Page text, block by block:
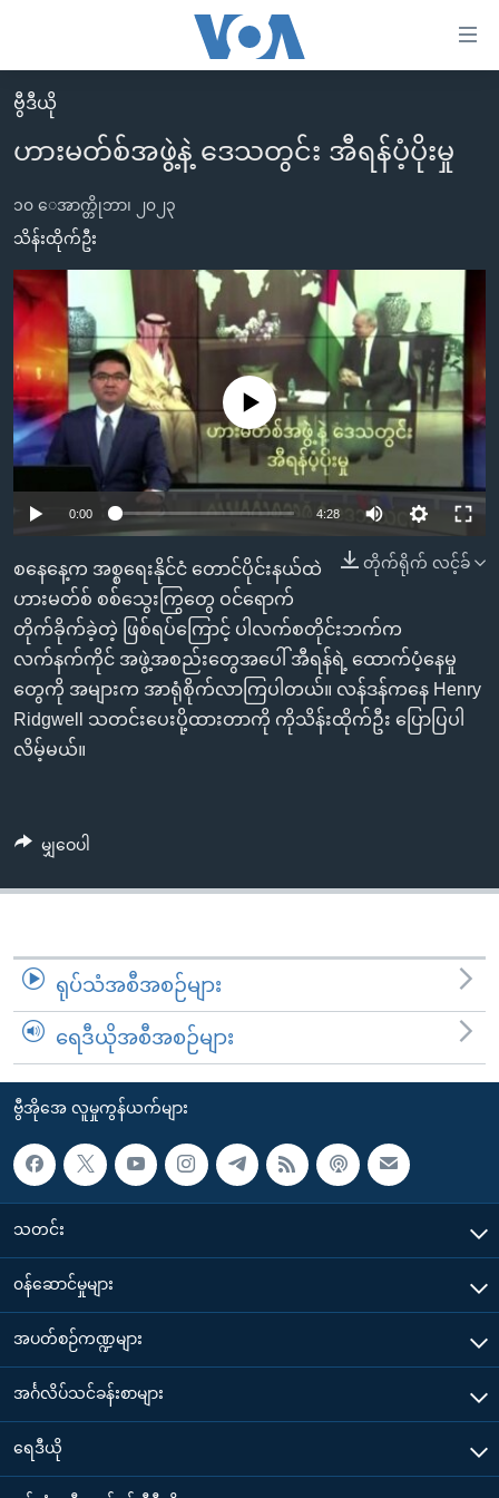
လွယ်ကူ
စေ
Link
များ
ပင်မ
အကြောင်းအရာ
သို့
ကျော်
ကြည့်
ရန်
အ
ညွန်း
စာမျက်နှာ
သို့
ကျော်
ကြည့်
ရန်
ရှာဖွေ
ရန်
ကျော်
မူလစာမျက်နှာ
မြန်မာ
ကမ္ဘာ့သတင်းများ
နိုင်ငံတကာ
အမေရိကန်
တရုတ်
အစ္စရေး-ပါလက်စတိုင်း
ဗွီဒီယို
သတင်းလွတ်လပ်ခွင့်
ရပ်ဝန်းတခု လမ်းတခု အလွန်
အင်္ဂလိပ်စာလေ့လာမယ်
အမေရိကန်သုံးအီဒီယံ
မကြေးမုံရဲ့ အင်္ဂလိပ်စာ
ရုပ်ရှင်ထဲက အင်္ဂလိပ်စာ
သုတပဒေသာ အင်္ဂလိပ်စာ
အပတ်စဉ်ကဏ္ဍများ
ရေဒီယို
ရေဒီယိုနှင့်ရုပ်သံ အချက်အလက်များ
ရေဒီယို/တီဗွီအစီအစဉ်
Learning English
ဗွီအိုအေ လူမှုကွန်ယက်များ
ဘာသာစကားများ
ဗွီဒီယို
ဟားမတ်စ်အဖွဲ့နဲ့ ဒေသတွင်း အီရန်ပံ့ပိုးမှု
၁၀ ေအာက္တိုဘာ၊ ၂၀၂၃
သိန်းထိုက်ဦး
No media source currently available
0:00 4:28
တိုက်ရိုက် လင့်ခ်
စနေနေ့က အစ္စရေးနိုင်ငံ တောင်ပိုင်းနယ်ထဲ
ဟားမတ်စ် စစ်သွေးကြွတွေ ဝင်ရောက်
တိုက်ခိုက်ခဲ့တဲ့ ဖြစ်ရပ်ကြောင့် ပါလက်စတိုင်းဘက်က
လက်နက်ကိုင် အဖွဲ့အစည်းတွေအပေါ် အီရန်ရဲ့ ထောက်ပံ့နေမှု
တွေကို အများက အာရုံစိုက်လာကြပါတယ်။ လန်ဒန်ကနေ Henry
Ridgwell သတင်းပေးပို့ထားတာကို ကိုသိန်းထိုက်ဦး ပြောပြပါ
လိမ့်မယ်။
မျှဝေပါ
ရုပ်သံအစီအစဉ်များ
ရေဒီယိုအစီအစဉ်များ
ဗွီအိုအေ လူမှုကွန်ယက်များ
သတင်း
၀န်ဆောင်မှုများ
အပတ်စဉ်ကဏ္ဍများ
အင်္ဂလိပ်သင်ခန်းစာများ
ရေဒီယို